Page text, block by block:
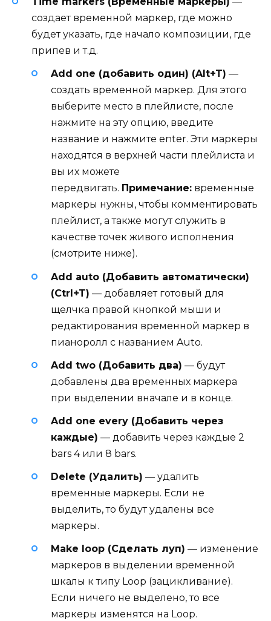
создает временной маркер, где можно
будет указать, где начало композиции, где
припев и т.д.
Add one (добавить один) (Alt+T) —
создать временной маркер. Для этого
выберите место в плейлисте, после
нажмите на эту опцию, введите
название и нажмите enter. Эти маркеры
находятся в верхней части плейлиста и
вы их можете
передвигать. Примечание: временные
маркеры нужны, чтобы комментировать
плейлист, а также могут служить в
качестве точек живого исполнения
(смотрите ниже).
Add auto (Добавить автоматически)
(Ctrl+T) — добавляет готовый для
щелчка правой кнопкой мыши и
редактирования временной маркер в
пианоролл с названием Auto.
Add two (Добавить два) — будут
добавлены два временных маркера
при выделении вначале и в конце.
Add one every (Добавить через
каждые) — добавить через каждые 2
bars 4 или 8 bars.
Delete (Удалить) — удалить
временные маркеры. Если не
выделить, то будут удалены все
маркеры.
Make loop (Сделать луп) — изменение
маркеров в выделении временной
шкалы к типу Loop (зацикливание).
Если ничего не выделено, то все
маркеры изменятся на Loop.